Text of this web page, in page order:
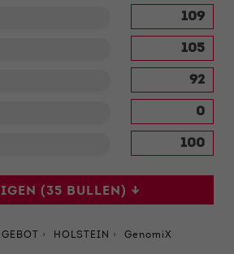
(35 BULLEN) ↓
HOLSTEIN GenomiX